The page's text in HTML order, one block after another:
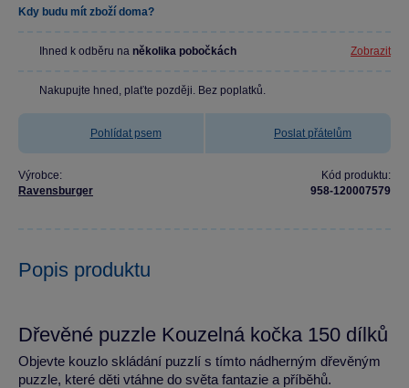
Kdy budu mít zboží doma?
Ihned k odběru na několika pobočkách Zobrazit
Nakupujte hned, plaťte později. Bez poplatků.
Pohlídat psem Poslat přátelům
Výrobce:
Ravensburger
Kód produktu:
958-120007579
Popis produktu
Dřevěné puzzle Kouzelná kočka 150 dílků
Objevte kouzlo skládání puzzlí s tímto nádherným dřevěným
puzzle, které děti vtáhne do světa fantazie a příběhů.